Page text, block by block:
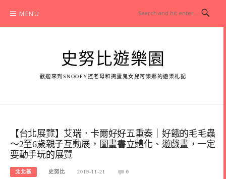
content
MENU
史努比遊樂園
歡迎來到SNOOPY控老母和搗蛋鬼女兒可樂娜的遊樂札記
【台北展覽】艾瑞．卡爾好好五重奏｜好餓的毛毛蟲
～2至6歲親子互動展，圖畫書立體化、遊戲畫，一定
要動手玩的展覽
北北基 史努比 2019-11-21 0